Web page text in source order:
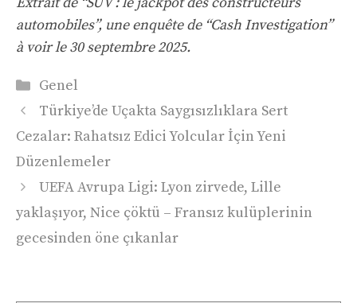
automobiles”, une enquête de “Cash Investigation”
à voir le 30 septembre 2025.
Kategoriler
Genel
Türkiye’de Uçakta Saygısızlıklara Sert
Cezalar: Rahatsız Edici Yolcular İçin Yeni
Düzenlemeler
UEFA Avrupa Ligi: Lyon zirvede, Lille
yaklaşıyor, Nice çöktü – Fransız kulüplerinin
gecesinden öne çıkanlar